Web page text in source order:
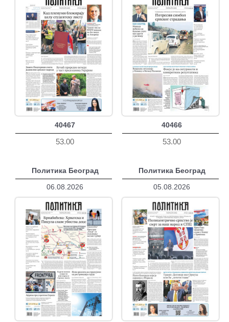
40467
53.00
40466
53.00
Политика Београд
06.08.2026
Политика Београд
05.08.2026